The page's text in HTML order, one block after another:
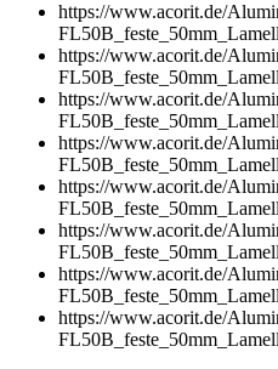
https://www.acorit.de/
https://www.acorit.de/
https://www.acorit.de/
https://www.acorit.de/
https://www.acorit.de/
https://www.acorit.de/
https://www.acorit.de/
https://www.acorit.de/